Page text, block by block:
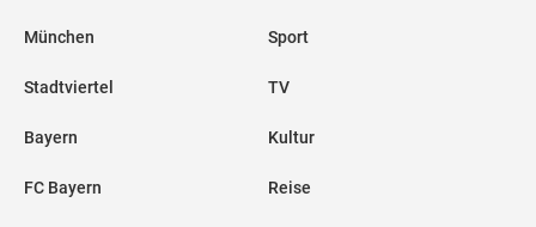
München
Stadtviertel
Bayern
FC Bayern
Sport
TV
Kultur
Reise